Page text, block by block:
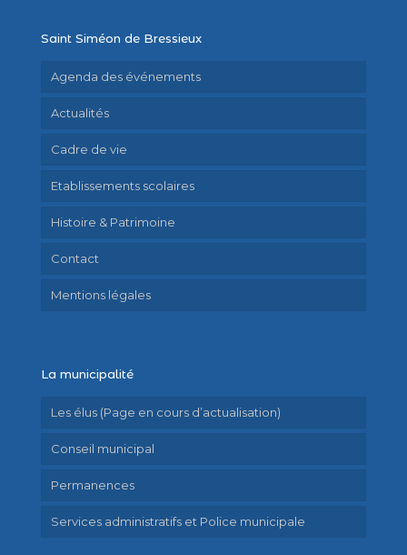
Saint Siméon de Bressieux
Agenda des événements
Actualités
Cadre de vie
Etablissements scolaires
Histoire & Patrimoine
Contact
Mentions légales
La municipalité
Les élus (Page en cours d’actualisation)
Conseil municipal
Permanences
Services administratifs et Police municipale